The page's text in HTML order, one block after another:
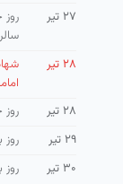
۲۷ تیر
۲۸ تیر
۲۸ تیر
روز
۲۹ تیر
۳۰ تیر
روز